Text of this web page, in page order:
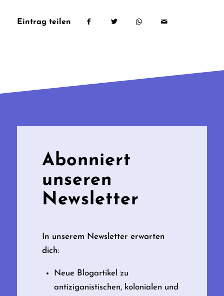
Eintrag teilen
Abonniert
unseren
Newsletter
In unserem Newsletter erwarten
dich:
Neue Blogartikel zu
antiziganistischen, kolonialen und